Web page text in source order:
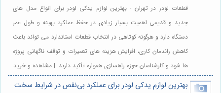
قطعات لودر در تهران - بهترین لوازم یدکی لودر برای انواع مدل های
جدید و قدیمی اهمیت بسیار زیادی در حفظ عملکرد بهینه و طول عمر
دستگاه دارد و هرگونه کوتاهی در انتخاب قطعات استاندارد می تواند باعث
کاهش راندمان کاری، افزایش هزینه های تعمیرات و توقف ناگهانی پروژه
ها شود و کارشناسان حوزه راهسازی همواره تأکید دارند. | مشاهده و خرید
بهترین لوازم یدکی لودر برای عملکرد بی‌نقص در شرایط سخت